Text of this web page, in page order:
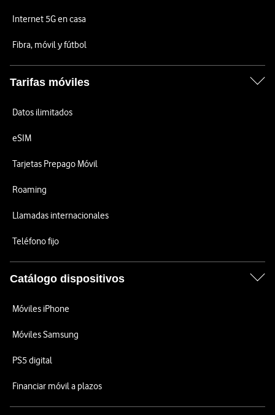
Internet 5G en casa
Fibra, móvil y fútbol
Tarifas móviles
Datos ilimitados
eSIM
Tarjetas Prepago Móvil
Roaming
Llamadas internacionales
Teléfono fijo
Catálogo dispositivos
Móviles iPhone
Móviles Samsung
PS5 digital
Financiar móvil a plazos